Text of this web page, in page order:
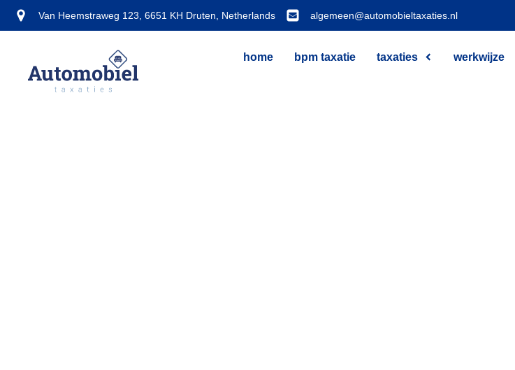
Van Heemstraweg 123, 6651 KH Druten, Netherlands algemeen@automobieltaxaties.nl
home bpm taxatie taxaties werkwijze